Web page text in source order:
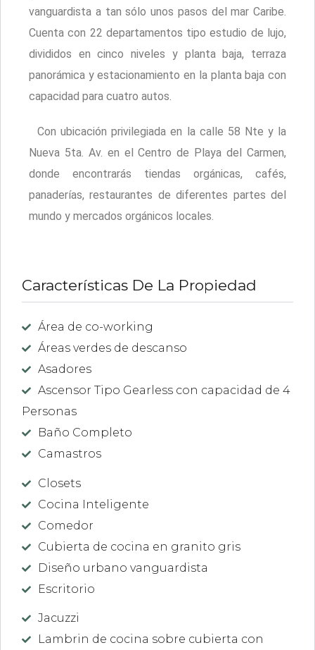
vanguardista a tan sólo unos pasos del mar Caribe.
Cuenta con 22 departamentos tipo estudio de lujo,
divididos en cinco niveles y planta baja, terraza
panorámica y estacionamiento en la planta baja con
capacidad para cuatro autos.
Con ubicación privilegiada en la calle 58 Nte y la
Nueva 5ta. Av. en el Centro de Playa del Carmen,
donde encontrarás tiendas orgánicas, cafés,
panaderías, restaurantes de diferentes partes del
mundo y mercados orgánicos locales.
Características De La Propiedad
Área de co-working
Áreas verdes de descanso
Asadores
Ascensor Tipo Gearless con capacidad de 4
Personas
Baño Completo
Camastros
Closets
Cocina Inteligente
Comedor
Cubierta de cocina en granito gris
Diseño urbano vanguardista
Escritorio
Jacuzzi
Lambrin de cocina sobre cubierta con